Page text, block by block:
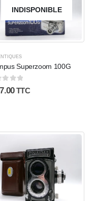
INDISPONIBLE
Superzoom 100G
5 TTC